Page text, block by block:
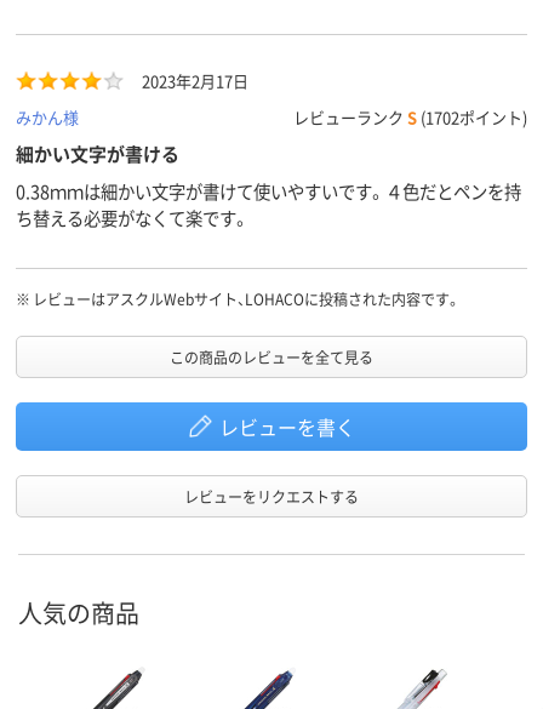
2023年2月17日
みかん様
レビューランク S (1702ポイント)
細かい文字が書ける
0.38ｍｍは細かい文字が書けて使いやすいです。４色だとペンを持
ち替える必要がなくて楽です。
※ レビューはアスクルWebサイト、LOHACOに投稿された内容です。
この商品のレビューを全て見る
レビューを書く
レビューをリクエストする
人気の商品